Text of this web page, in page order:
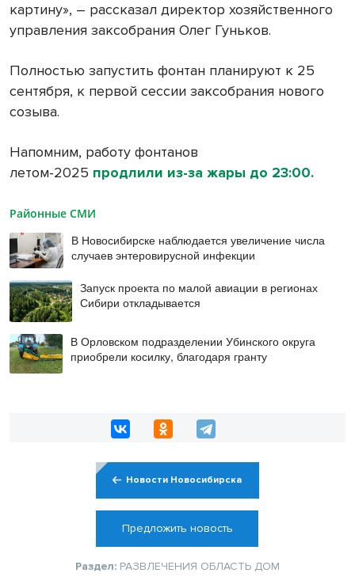
картину», – рассказал директор хозяйственного
управления заксобрания Олег Гуньков.
Полностью запустить фонтан планируют к 25
сентября, к первой сессии заксобрания нового
созыва.
Напомним, работу фонтанов
летом-2025 продлили из-за жары до 23:00.
Районные СМИ
В Новосибирске наблюдается увеличение числа
случаев энтеровирусной инфекции
Запуск проекта по малой авиации в регионах
Сибири откладывается
В Орловском подразделении Убинского округа
приобрели косилку, благодаря гранту
Новости Новосибирска
Предложить новость
Раздел: РАЗВЛЕЧЕНИЯ ОБЛАСТЬ ДОМ